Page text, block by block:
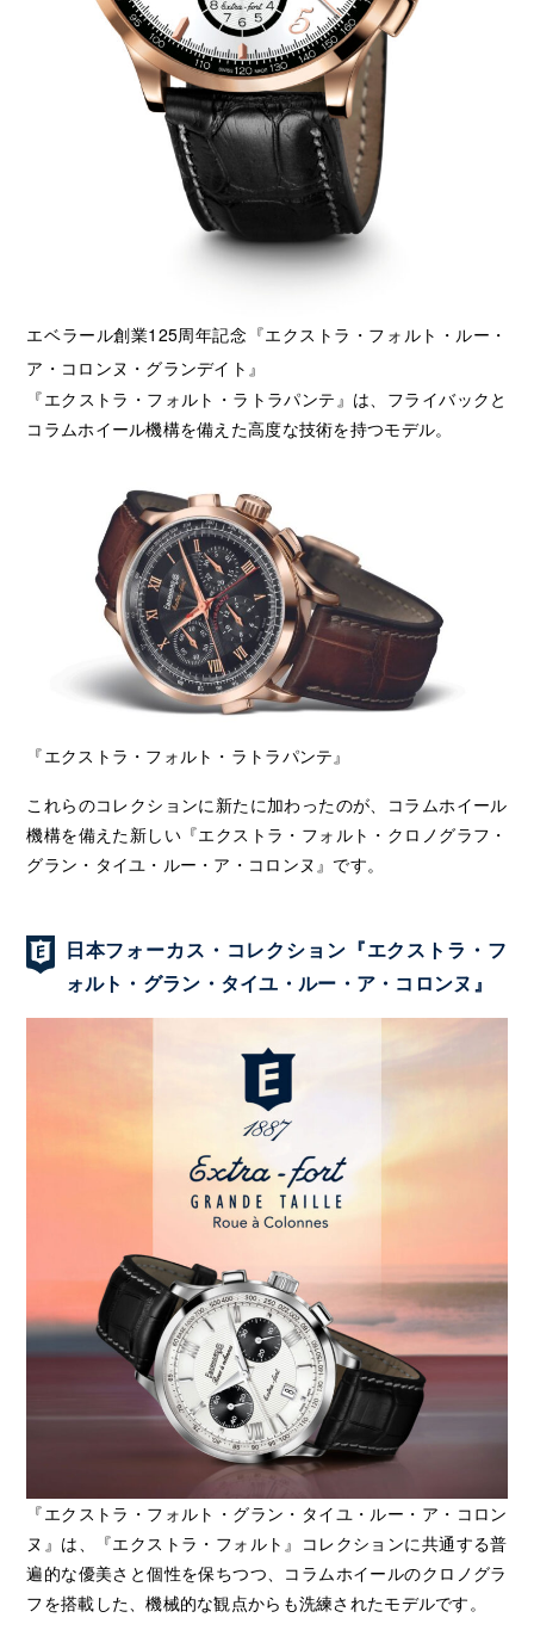
エベラール創業125周年記念『エクストラ・フォルト・ルー・
ア・コロンヌ・グランデイト』
『エクストラ・フォルト・ラトラパンテ』は、フライバックと
コラムホイール機構を備えた高度な技術を持つモデル。
『エクストラ・フォルト・ラトラパンテ』
これらのコレクションに新たに加わったのが、コラムホイール
機構を備えた新しい『エクストラ・フォルト・クロノグラフ・
グラン・タイユ・ルー・ア・コロンヌ』です。
日本フォーカス・コレクション『エクストラ・フ
ォルト・グラン・タイユ・ルー・ア・コロンヌ』
『エクストラ・フォルト・グラン・タイユ・ルー・ア・コロン
ヌ』は、『エクストラ・フォルト』コレクションに共通する普
遍的な優美さと個性を保ちつつ、コラムホイールのクロノグラ
フを搭載した、機械的な観点からも洗練されたモデルです。